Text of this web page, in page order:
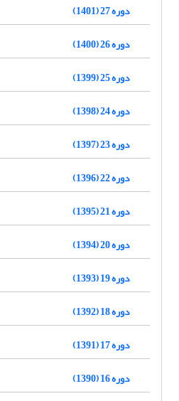
دوره 27 (1401)
دوره 26 (1400)
دوره 25 (1399)
دوره 24 (1398)
دوره 23 (1397)
دوره 22 (1396)
دوره 21 (1395)
دوره 20 (1394)
دوره 19 (1393)
دوره 18 (1392)
دوره 17 (1391)
دوره 16 (1390)